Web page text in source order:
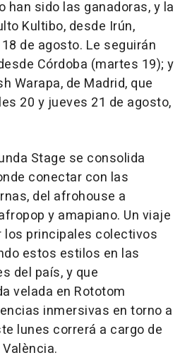
han sido las ganadoras, y la
Kultibo, desde Irún,
de agosto. Le seguirán
Córdoba (martes 19); y
Warapa, de Madrid, que
20 y jueves 21 de agosto,
Stage se consolida
conectar con las
del afrohouse a
y amapiano. Un viaje
los principales colectivos
estos estilos en las
del país, y que
velada en Rototom
inmersivas en torno a
lunes correrá a cargo de